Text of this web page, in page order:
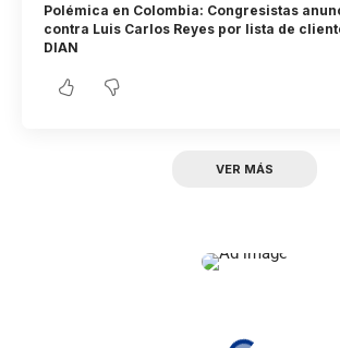
Polémica en Colombia: Congresistas
contra Luis Carlos Reyes por lista de
DIAN
VER MÁS